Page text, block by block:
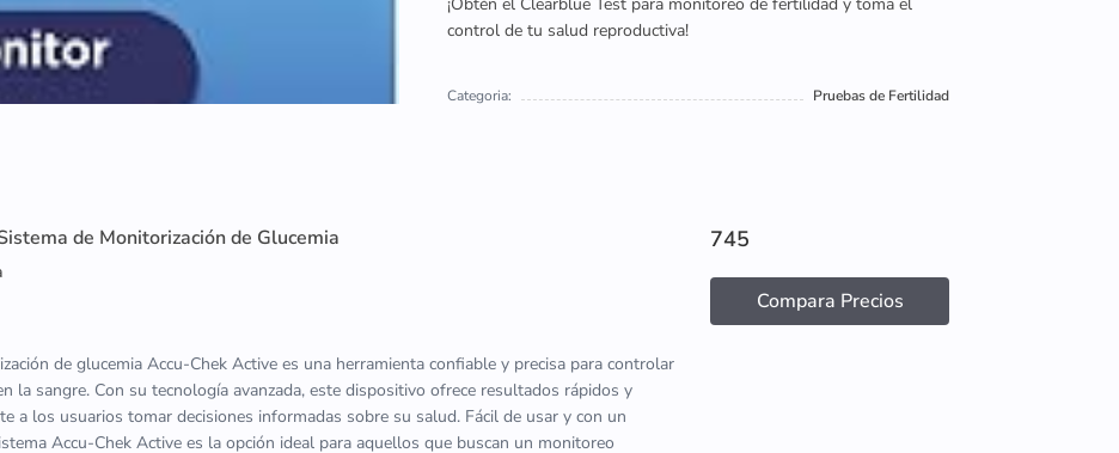
control de tu salud reproductiva!
Categoria: Pruebas de Fertilidad
de Monitorización de Glucemia
de glucemia Accu-Chek Active es una herramienta confiable y precisa para controlar
la sangre. Con su tecnología avanzada, este dispositivo ofrece resultados rápidos y
a los usuarios tomar decisiones informadas sobre su salud. Fácil de usar y con un
Accu-Chek Active es la opción ideal para aquellos que buscan un monitoreo
745
Compara Precios